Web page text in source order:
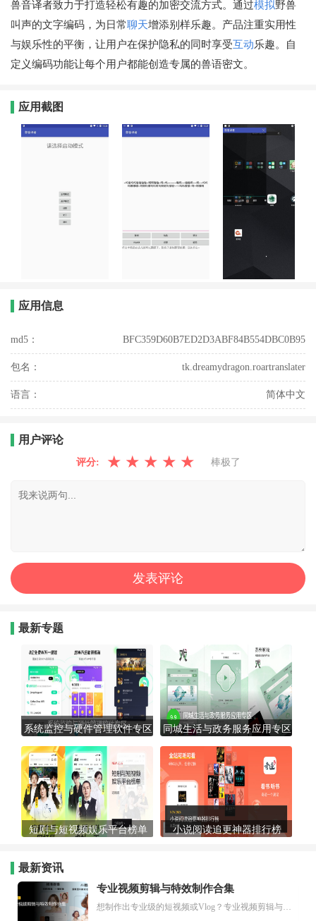
兽音译者致力于打造轻松有趣的加密交流方式。通过模拟野兽
叫声的文字编码，为日常聊天增添别样乐趣。产品注重实用性
与娱乐性的平衡，让用户在保护隐私的同时享受互动乐趣。自
定义编码功能让每个用户都能创造专属的兽语密文。
应用截图
应用信息
md5： BFC359D60B7ED2D3ABF84B554DBC0B95
包名： tk.dreamydragon.roartranslater
语言： 简体中文
用户评论
评分: ★ ★ ★ ★ ★ 棒极了
最新专题
系统监控与硬件管理软件专区 同城生活与政务服务应用专区
短剧与短视频娱乐平台榜单 小说阅读追更神器排行榜
最新资讯
专业视频剪辑与特效制作合集
想制作出专业级的短视频或Vlog？专业视频剪辑与特效制作大全专题为你提供了从剪辑、抠像到特效包装的全套解决方案。无论是添加炫酷的片头、进行精准的视频抠图，还是制...